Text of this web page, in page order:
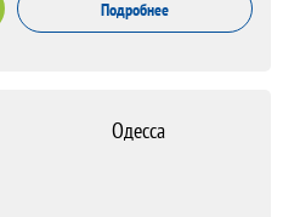
Подробнее
Одесса